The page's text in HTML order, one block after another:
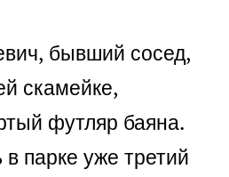
бывший сосед,
скамейке,
футляр баяна.
парке уже третий